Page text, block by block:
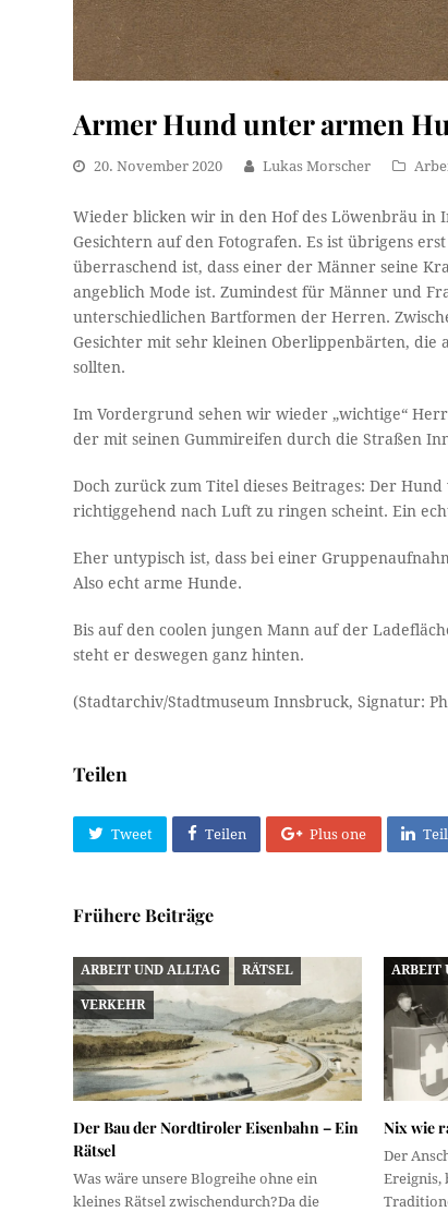
Armer Hund unter armen
20. November 2020 Lukas Morscher
Wieder blicken wir in den Hof des Löwenbräu in
Gesichtern auf den Fotografen. Es ist übrigens
überraschend ist, dass einer der Männer seine
angeblich Mode ist. Zumindest für Männer und
unterschiedlichen Bartformen der Herren.
Gesichter mit sehr kleinen Oberlippenbärten, die
sollten.
Im Vordergrund sehen wir wieder „wichtige“
der mit seinen Gummireifen durch die Straßen
Doch zurück zum Titel dieses Beitrages: Der
richtiggehend nach Luft zu ringen scheint. Ein
Eher untypisch ist, dass bei einer
Also echt arme Hunde.
Bis auf den coolen jungen Mann auf der
steht er deswegen ganz hinten.
(Stadtarchiv/Stadtmuseum Innsbruck, Signatur:
Teilen
Tweet Teilen Plus one
Frühere Beiträge
ARBEIT UND ALLTAG RÄTSEL
VERKEHR
Der Bau der Nordtiroler Eisenbahn – Ein
Rätsel
Was wäre unsere Blogreihe ohne ein
kleines Rätsel zwischendurch?Da die
ARBEIT
Nix wie
Der
Ereignis,